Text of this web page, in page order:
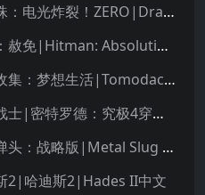
七龙珠：电光炸裂！ZERO|Dragon Ball: Sparking! Zero中文
杀手：赦免|Hitman: Absolution汉化
朋友收集：梦想生活|Tomodachi Life: Living the Dream中文
银河战士|密特罗德：究极4穿越未知|Metroid Prime 4: Beyond中文
合金弹头：战略版|Metal Slug Tactics中文
2|哈迪斯2|Hades II中文